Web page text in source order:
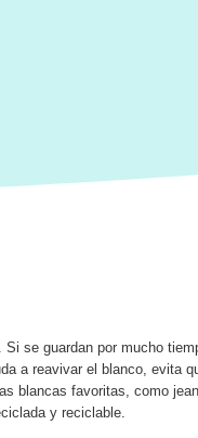
se guardan por mucho
a reavivar el blanco, evita
blancas favoritas, como
y reciclable.